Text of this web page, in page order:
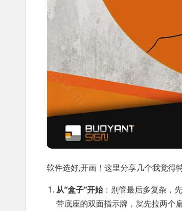
软件选好,开画！这里分享几个我觉得
从“盒子”开始：别管最后多复杂，
带底座的双面指示牌，就先拉两个